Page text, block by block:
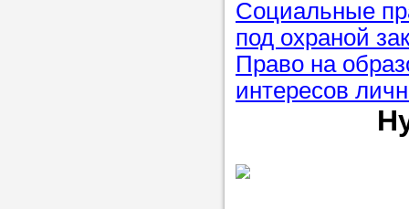
Социальные
под охраной
Право на
интересов